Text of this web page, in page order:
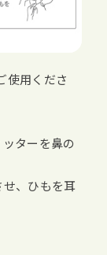
使用くださ
ターを鼻の
、ひもを耳